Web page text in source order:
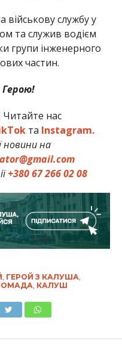
службу у
та служив водієм
групи інженерного
частин.
Герою!
Читайте нас
та Instagram.
новини на
+380 67 266 02 08
, ГЕРОЙ З КАЛУША,
, КАЛУШ